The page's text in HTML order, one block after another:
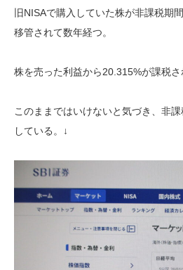
旧NISAで購入していた株が非課税期
移管されて数年経つ。
株を売った利益から20.315%が課税さ
このままではいけないと気づき、非
している。↓